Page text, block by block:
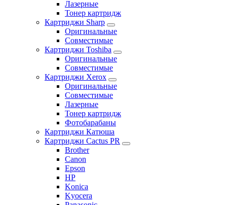
Лазерные
Тонер картридж
Картриджи Sharp
Оригинальные
Совместимые
Картриджи Toshiba
Оригинальные
Совместимые
Картриджи Xerox
Оригинальные
Совместимые
Лазерные
Тонер картридж
Фотобарабаны
Картриджи Катюша
Картриджи Cactus PR
Brother
Canon
Epson
HP
Konica
Kyocera